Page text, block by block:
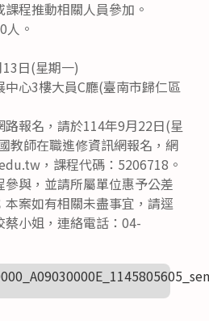
程推動相關人員參加。
人。
日(星期一)
心3樓大員C廳(臺南市歸仁區
路報名，請於114年9月22日(星
教師在職進修資訊網報名，網
，課程代碼：5206718。
與，並請所屬單位惠予公差
案如有相關未盡事宜，請逕
蔡小姐，連絡電話：04-